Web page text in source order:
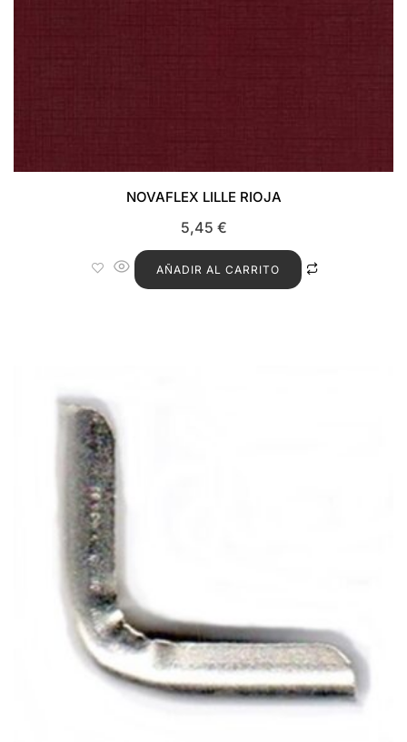
NOVAFLEX LILLE RIOJA
5,45 €
AÑADIR AL CARRITO